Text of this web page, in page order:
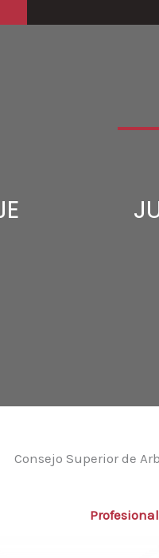
Consejo Superior de